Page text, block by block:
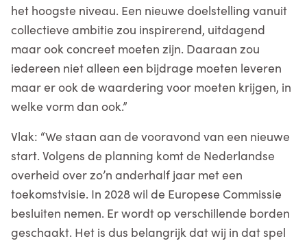
het hoogste niveau. Een nieuwe doelstelling vanuit
collectieve ambitie zou inspirerend, uitdagend
maar ook concreet moeten zijn. Daaraan zou
iedereen niet alleen een bijdrage moeten leveren
maar er ook de waardering voor moeten krijgen, in
welke vorm dan ook.”
Vlak: “We staan aan de vooravond van een nieuwe
start. Volgens de planning komt de Nederlandse
overheid over zo’n anderhalf jaar met een
toekomstvisie. In 2028 wil de Europese Commissie
besluiten nemen. Er wordt op verschillende borden
geschaakt. Het is dus belangrijk dat wij in dat spel